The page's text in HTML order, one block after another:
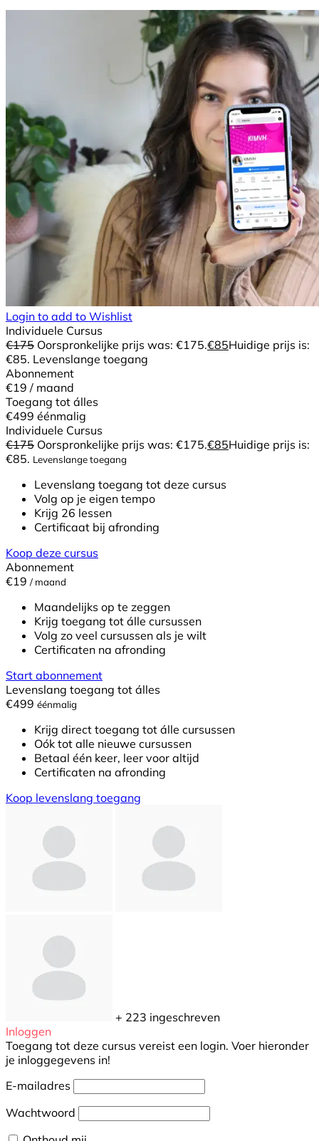
Login to add to Wishlist
Individuele Cursus
€175 Oorspronkelijke prijs was: €175.€85Huidige prijs is:
€85. Levenslange toegang
Abonnement
€19 / maand
Toegang tot álles
€499 éénmalig
Individuele Cursus
€175 Oorspronkelijke prijs was: €175.€85Huidige prijs is:
€85. Levenslange toegang
Levenslang toegang tot deze cursus
Volg op je eigen tempo
Krijg 26 lessen
Certificaat bij afronding
Koop deze cursus
Abonnement
€19 / maand
Maandelijks op te zeggen
Krijg toegang tot álle cursussen
Volg zo veel cursussen als je wilt
Certificaten na afronding
Start abonnement
Levenslang toegang tot álles
€499 éénmalig
Krijg direct toegang tot álle cursussen
Oók tot alle nieuwe cursussen
Betaal één keer, leer voor altijd
Certificaten na afronding
Koop levenslang toegang
+ 223 ingeschreven
Inloggen
Toegang tot deze cursus vereist een login. Voer hieronder
je inloggegevens in!
E-mailadres
Wachtwoord